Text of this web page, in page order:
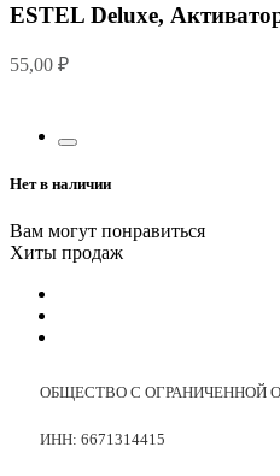
ESTEL Deluxe,
55,00 ₽
Нет в наличии
Вам могут понравиться
Хиты продаж
ОБЩЕСТВО С ОГРАНИЧЕННОЙ
ИНН: 6671314415